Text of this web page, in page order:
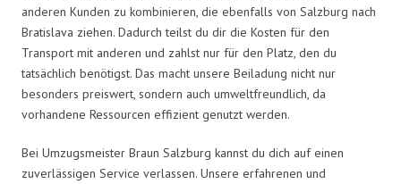
anderen Kunden zu kombinieren, die ebenfalls von Salzburg nach
Bratislava ziehen. Dadurch teilst du dir die Kosten für den
Transport mit anderen und zahlst nur für den Platz, den du
tatsächlich benötigst. Das macht unsere Beiladung nicht nur
besonders preiswert, sondern auch umweltfreundlich, da
vorhandene Ressourcen effizient genutzt werden.
Bei Umzugsmeister Braun Salzburg kannst du dich auf einen
zuverlässigen Service verlassen. Unsere erfahrenen und